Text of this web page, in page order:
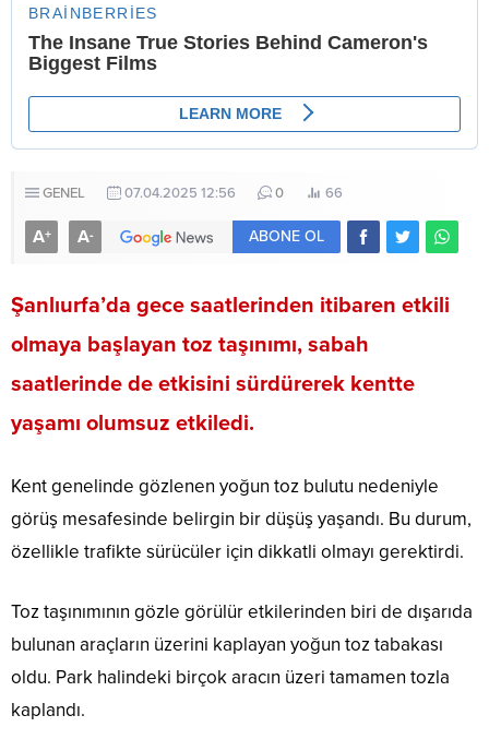
GENEL 07.04.2025 12:56 0 66
A+ A- ABONE OL
Şanlıurfa’da gece saatlerinden itibaren etkili
olmaya başlayan toz taşınımı, sabah
saatlerinde de etkisini sürdürerek kentte
yaşamı olumsuz etkiledi.
Kent genelinde gözlenen yoğun toz bulutu nedeniyle
görüş mesafesinde belirgin bir düşüş yaşandı. Bu durum,
özellikle trafikte sürücüler için dikkatli olmayı gerektirdi.
Toz taşınımının gözle görülür etkilerinden biri de dışarıda
bulunan araçların üzerini kaplayan yoğun toz tabakası
oldu. Park halindeki birçok aracın üzeri tamamen tozla
kaplandı.